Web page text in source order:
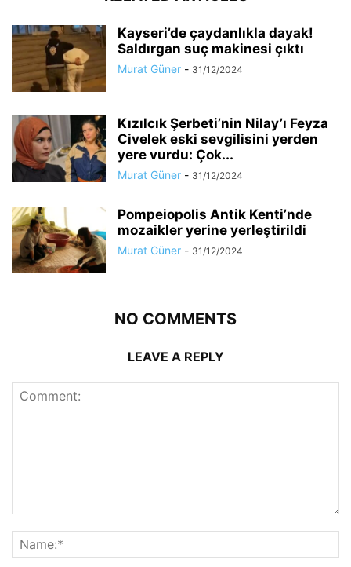
Kayseri’de çaydanlıkla dayak!
Saldırgan suç makinesi çıktı
Murat Güner - 31/12/2024
Kızılcık Şerbeti’nin Nilay’ı Feyza
Civelek eski sevgilisini yerden
yere vurdu: Çok...
Murat Güner - 31/12/2024
Pompeiopolis Antik Kenti’nde
mozaikler yerine yerleştirildi
Murat Güner - 31/12/2024
NO COMMENTS
LEAVE A REPLY